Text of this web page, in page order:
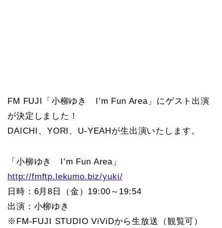
FM FUJI「小柳ゆき I’m Fun Area」にゲスト出演
が決定しました！
DAICHI、YORI、U-YEAHが生出演いたします。
「小柳ゆき I’m Fun Area」
http://fmftp.lekumo.biz/yuki/
日時：6月8日（金）19:00～19:54
出演：小柳ゆき
※FM-FUJI STUDIO ViViDから生放送（観覧可）